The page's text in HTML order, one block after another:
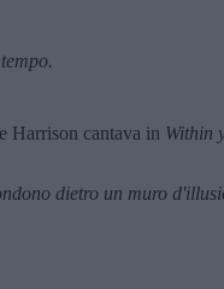
Harrison cantava in Within
dietro un muro